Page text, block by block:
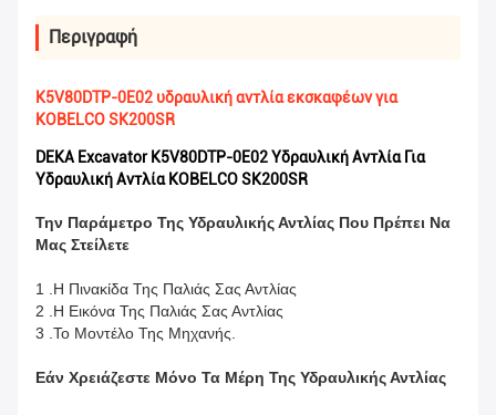
Περιγραφή
K5V80DTP-0E02 υδραυλική αντλία εκσκαφέων για
KOBELCO SK200SR
DEKA Excavator K5V80DTP-0E02 Υδραυλική Αντλία Για
Υδραυλική Αντλία KOBELCO SK200SR
Την Παράμετρο Της Υδραυλικής Αντλίας Που Πρέπει Να
Μας Στείλετε
1 .Η Πινακίδα Της Παλιάς Σας Αντλίας
2 .Η Εικόνα Της Παλιάς Σας Αντλίας
3 .Το Μοντέλο Της Μηχανής.
Εάν Χρειάζεστε Μόνο Τα Μέρη Της Υδραυλικής Αντλίας